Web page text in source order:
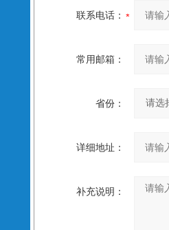
联系电话：
常用邮箱：
省份：
详细地址：
补充说明：